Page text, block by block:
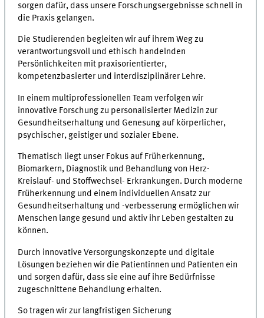
sorgen dafür, dass unsere Forschungsergebnisse schnell in
die Praxis gelangen.
Die Studierenden begleiten wir auf ihrem Weg zu
verantwortungsvoll und ethisch handelnden
Persönlichkeiten mit praxisorientierter,
kompetenzbasierter und interdisziplinärer Lehre.
In einem multiprofessionellen Team verfolgen wir
innovative Forschung zu personalisierter Medizin zur
Gesundheitserhaltung und Genesung auf körperlicher,
psychischer, geistiger und sozialer Ebene.
Thematisch liegt unser Fokus auf Früherkennung,
Biomarkern, Diagnostik und Behandlung von Herz-
Kreislauf- und Stoffwechsel- Erkrankungen. Durch moderne
Früherkennung und einem individuellen Ansatz zur
Gesundheitserhaltung und -verbesserung ermöglichen wir
Menschen lange gesund und aktiv ihr Leben gestalten zu
können.
Durch innovative Versorgungskonzepte und digitale
Lösungen beziehen wir die Patientinnen und Patienten ein
und sorgen dafür, dass sie eine auf ihre Bedürfnisse
zugeschnittene Behandlung erhalten.
So tragen wir zur langfristigen Sicherung